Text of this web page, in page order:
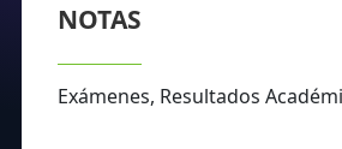
NOTAS
Exámenes, Resultados